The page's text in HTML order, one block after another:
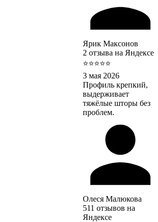
Ярик Максонов
2 отзыва на Яндексе
⭐⭐⭐⭐⭐
3 мая 2026
Профиль крепкий,
выдерживает
тяжёлые шторы без
проблем.
Олеся Малюкова
511 отзывов на
Яндексе